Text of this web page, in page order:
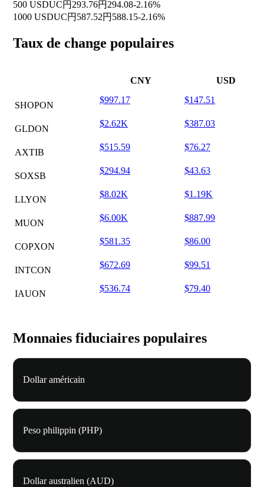
500 USDUC円293.76円294.08-2.16%
1000 USDUC円587.52円588.15-2.16%
Taux de change populaires
CNY USD
SHOPON
$997.17 $147.51
GLDON
$2.62K $387.03
AXTIB
$515.59 $76.27
SOXSB
$294.94 $43.63
LLYON
$8.02K $1.19K
MUON
$6.00K $887.99
COPXON
$581.35 $86.00
INTCON
$672.69 $99.51
IAUON
$536.74 $79.40
Monnaies fiduciaires populaires
Dollar américain
Peso philippin (PHP)
Dollar australien (AUD)